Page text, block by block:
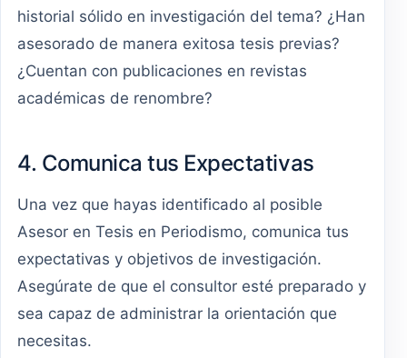
historial sólido en investigación del tema? ¿Han
asesorado de manera exitosa tesis previas?
¿Cuentan con publicaciones en revistas
académicas de renombre?
4. Comunica tus Expectativas
Una vez que hayas identificado al posible
Asesor en Tesis en Periodismo, comunica tus
expectativas y objetivos de investigación.
Asegúrate de que el consultor esté preparado y
sea capaz de administrar la orientación que
necesitas.